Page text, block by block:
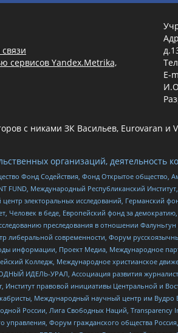
сервисов Yandex.Metrika,
E-
с никами ЗК Васильев, Eurovaran и
организаций, деятельность
Фонд Содействия, Фонд Открытое
FUND, Международный Республиканский
электоральных исследований,
Человек в беде, Европейский фонд за
преследования в отношении
либеральной современности, Форум
информации, Проект Медиа, Международное
Колледж, Международное христианское
ИДЕЛЬ-УРАЛ, Ассоциация развития
правовой инициативы Центральной и
Международный научный центр им
России, Лига Свободных Наций,
управления, Форум гражданского общества